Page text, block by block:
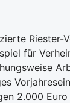
Riester-
für
2.000